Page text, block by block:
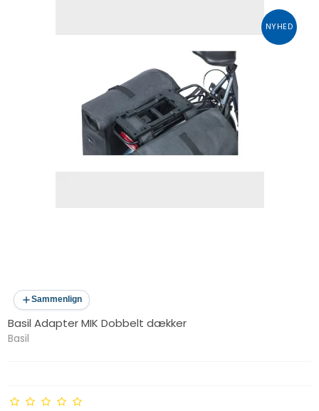
NYHED
Sammenlign
Basil Adapter MIK Dobbelt dækker
Basil